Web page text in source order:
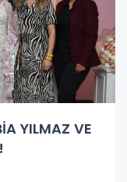
YILMAZ VE